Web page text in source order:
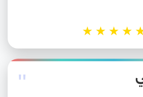
★
★
★
★
"